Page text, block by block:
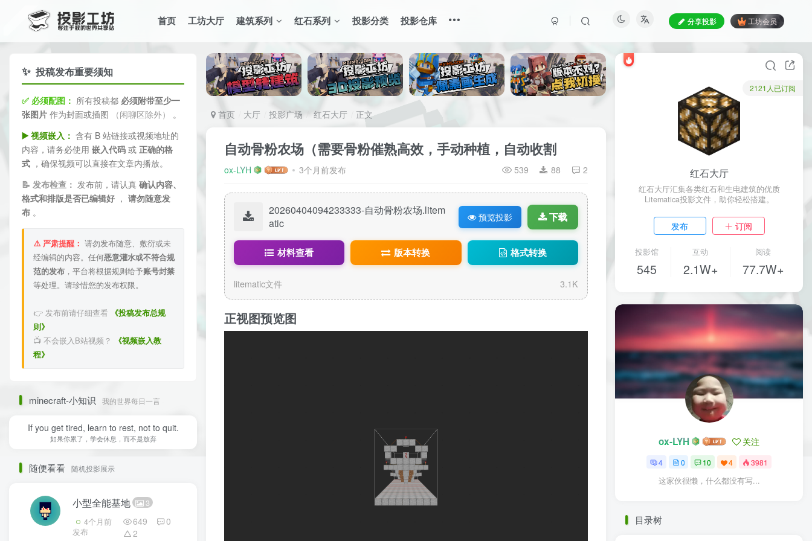
首页 工坊大厅 建筑系列 红石系列 投影分类 投影仓库 分享投影 工坊会员
✨ 投稿发布重要须知
✅ 必须配图： 所有投稿都 必须附带至少一
张图片 作为封面或插图 （闲聊区除外） 。
▶️ 视频嵌入： 含有 B 站链接或视频地址的
内容，请务必使用 嵌入代码 或 正确的格
式 ，确保视频可以直接在文章内播放。
📝 发布检查： 发布前，请认真 确认内容、
格式和排版是否已编辑好 ， 请勿随意发
布 。
⚠️ 严肃提醒： 请勿发布随意、敷衍或未
经编辑的内容。任何恶意灌水或不符合规
范的发布 ，平台将根据规则给予账号封禁
等处理。请珍惜您的发布权限。
👉 发布前请仔细查看 《投稿发布总规
则》
📺 不会嵌入B站视频？
《视频嵌入教
程》
minecraft-小知识 我的世界每日一言
If you get tired, learn to rest, not to quit.
如果你累了，学会休息，而不是放弃
随便看看 随机投影展示
小型全能基地 3
4个月前
发布
649
0
2
首页 大厅 投影广场 红石大厅 正文
自动骨粉农场（需要骨粉催熟高效，手动种植，自动收割
ox-LYH 3个月前发布 539 88 2
20260404094233333-自动骨粉农场.litem
atic
预览投影 下载
材料查看 版本转换 格式转换
litematic文件 3.1K
正视图预览图
2121人已订阅
红石大厅
红石大厅汇集各类红石和生电建筑的优质
Litematica投影文件，助你轻松搭建。
发布 订阅
投影馆
545
互动
2.1W+
阅读
77.7W+
ox-LYH 关注
4 0 10 4 3981
这家伙很懒，什么都没有写...
目录树